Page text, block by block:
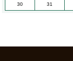
30 31